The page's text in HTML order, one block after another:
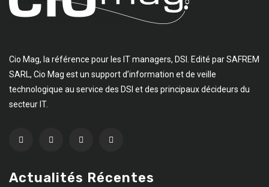
Cio Mag, la référence pour les IT managers, DSI. Edité par SAFREM
SARL, Cio Mag est un support d’information et de veille
technologique au service des DSI et des principaux décideurs du
secteur IT.
Actualités Récentes